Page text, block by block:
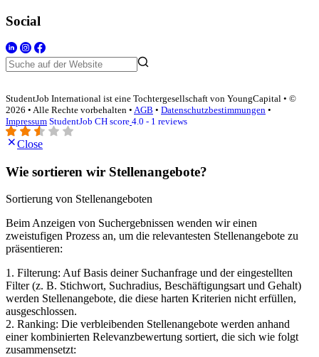
Social
StudentJob International ist eine Tochtergesellschaft von YoungCapital • ©
2026 • Alle Rechte vorbehalten • AGB • Datenschutzbestimmungen •
Impressum StudentJob CH score 4.0 - 1 reviews
Close
Wie sortieren wir Stellenangebote?
Sortierung von Stellenangeboten
Beim Anzeigen von Suchergebnissen wenden wir einen
zweistufigen Prozess an, um die relevantesten Stellenangebote zu
präsentieren:
1. Filterung: Auf Basis deiner Suchanfrage und der eingestellten
Filter (z. B. Stichwort, Suchradius, Beschäftigungsart und Gehalt)
werden Stellenangebote, die diese harten Kriterien nicht erfüllen,
ausgeschlossen.
2. Ranking: Die verbleibenden Stellenangebote werden anhand
einer kombinierten Relevanzbewertung sortiert, die sich wie folgt
zusammensetzt: